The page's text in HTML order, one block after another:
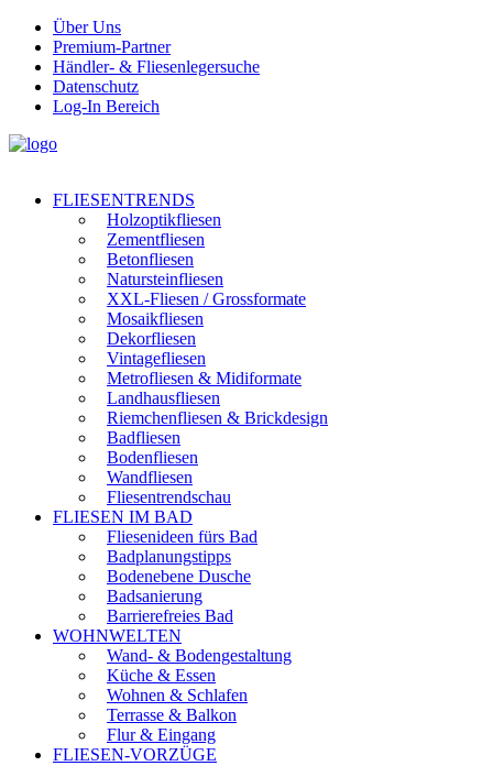
Über Uns
Premium-Partner
Händler- & Fliesenlegersuche
Datenschutz
Log-In Bereich
FLIESENTRENDS
Holzoptikfliesen
Zementfliesen
Betonfliesen
Natursteinfliesen
XXL-Fliesen / Grossformate
Mosaikfliesen
Dekorfliesen
Vintagefliesen
Metrofliesen & Midiformate
Landhausfliesen
Riemchenfliesen & Brickdesign
Badfliesen
Bodenfliesen
Wandfliesen
Fliesentrendschau
FLIESEN IM BAD
Fliesenideen fürs Bad
Badplanungstipps
Bodenebene Dusche
Badsanierung
Barrierefreies Bad
WOHNWELTEN
Wand- & Bodengestaltung
Küche & Essen
Wohnen & Schlafen
Terrasse & Balkon
Flur & Eingang
FLIESEN-VORZÜGE